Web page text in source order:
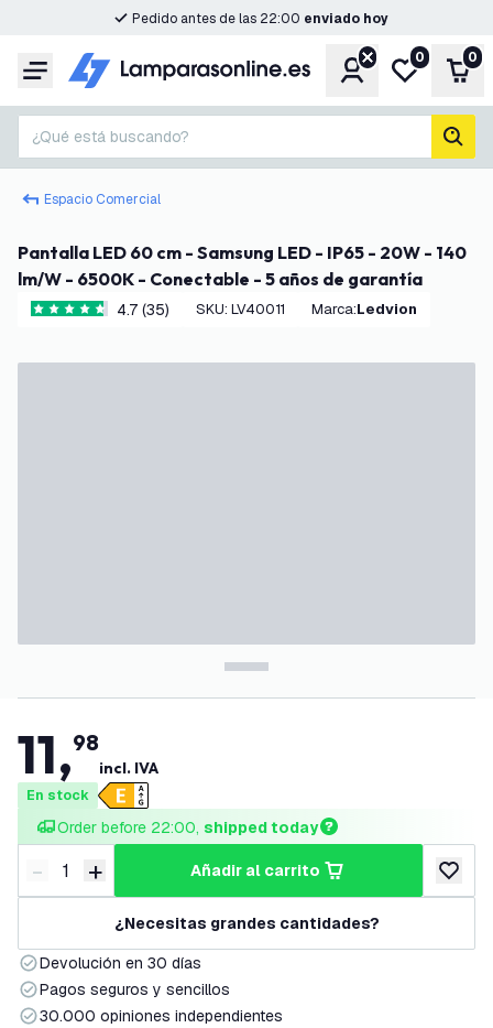
Pedido antes de las 22:00 enviado hoy
Menú CuentaMi lista de
0 0
¿Qué está buscando?
Espacio Comercial
Pantalla LED 60 cm - Samsung LED - IP65 - 20W - 140
lm/W - 6500K - Conectable - 5 años de garantía
4.7 estrellas de puntuación
4.7 (35) SKU: LV40011 Marca: Ledvion
11,98
incl. IVA
En stock
Order before 22:00, shipped today
Disminuir cantidad
- Aumentar cantidad
+ añadir al carrito
añadir
¿Necesitas grandes cantidades?
Devolución en 30 días
Pagos seguros y sencillos
30.000 opiniones independientes